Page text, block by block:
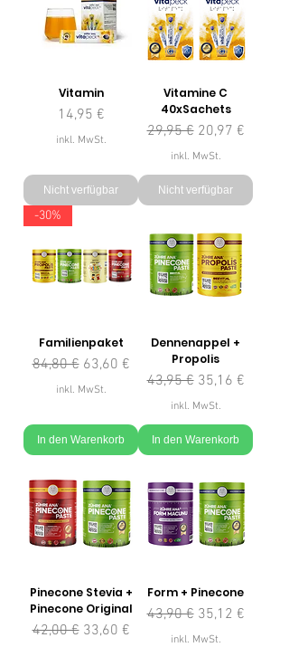
Vitamin
Preis
14,95 €
inkl. MwSt.
Nicht verfügbar
Vitamine C
40xSachets
Standardpreis
29,95 € Sale-Preis
20,97 €
inkl. MwSt.
Nicht verfügbar
-30%
Familienpaket
Standardpreis
84,80 € Sale-Preis
63,60 €
inkl. MwSt.
In den Warenkorb
Dennenappel +
Propolis
Standardpreis
43,95 € Sale-Preis
35,16 €
inkl. MwSt.
In den Warenkorb
Pinecone Stevia +
Pinecone Original
Standardpreis
42,00 € Sale-Preis
33,60 €
Form + Pinecone
Standardpreis
43,90 € Sale-Preis
35,12 €
inkl. MwSt.